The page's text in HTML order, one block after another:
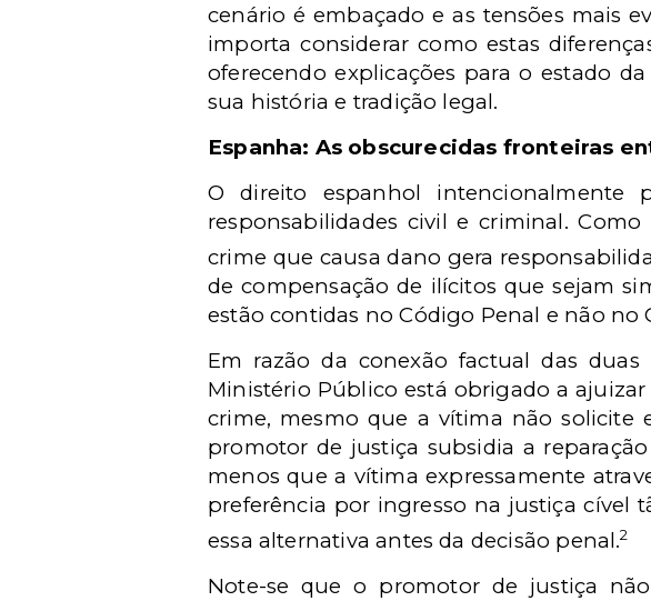
cenário é embaçado e as tensões mais
importa considerar como estas
oferecendo explicações para o estado
sua história e tradição legal.
Espanha: As obscurecidas fronteiras
O direito espanhol intencionalmente
responsabilidades civil e criminal.
crime que causa dano gera
de compensação de ilícitos que sejam
estão contidas no Código Penal e não no
Em razão da conexão factual das
Ministério Público está obrigado a
crime, mesmo que a vítima não solicite
promotor de justiça subsidia a
menos que a vítima expressamente
preferência por ingresso na justiça cível
essa alternativa antes da decisão penal.2
Note-se que o promotor de justiça